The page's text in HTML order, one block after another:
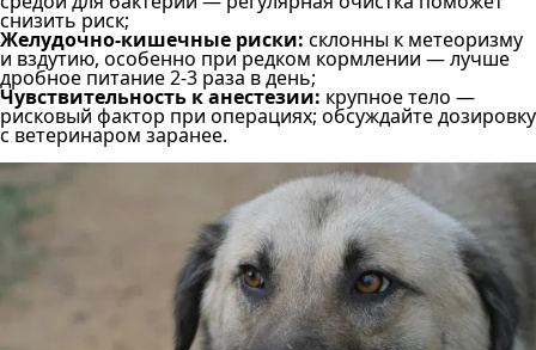
снизить риск;
Желудочно-кишечные риски: склонны к метеоризму
и вздутию, особенно при редком кормлении — лучше
дробное питание 2-3 раза в день;
Чувствительность к анестезии: крупное тело —
рисковый фактор при операциях; обсуждайте дозировку
с ветеринаром заранее.